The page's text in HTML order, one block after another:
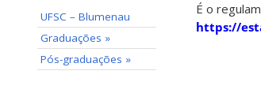
UFSC – Blumenau
Graduações »
Pós-graduações »
É o
https://